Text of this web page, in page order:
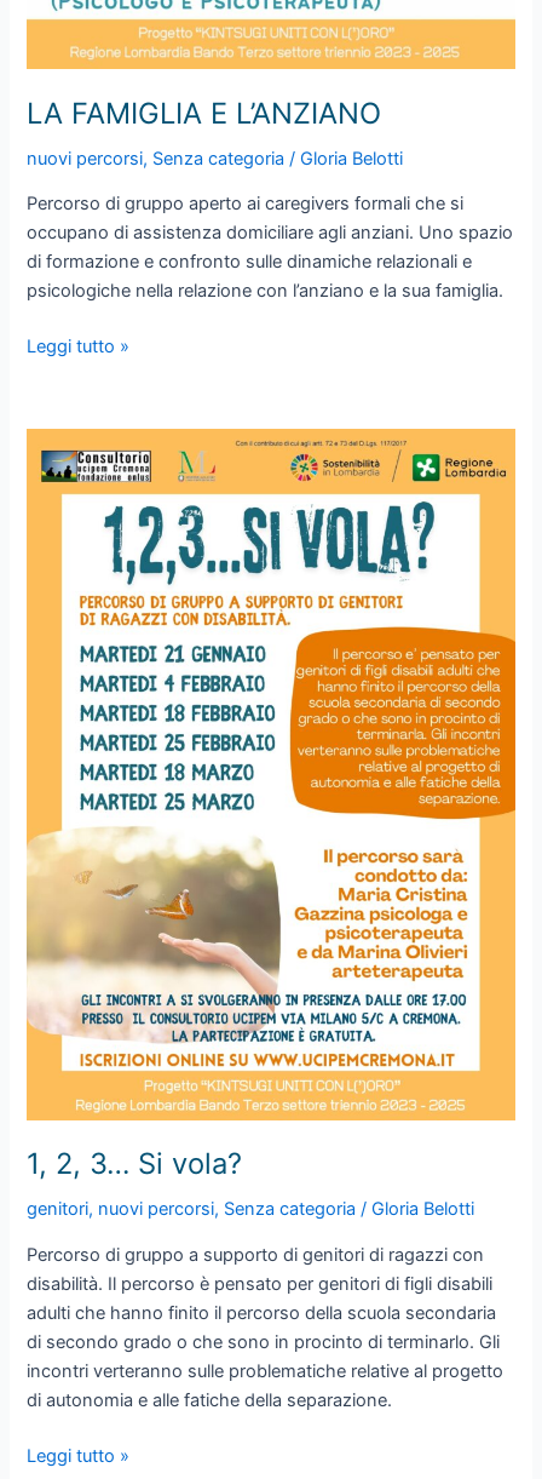
LA FAMIGLIA E L’ANZIANO
nuovi percorsi, Senza categoria /Gloria Belotti
Percorso di gruppo aperto ai caregivers formali che si
occupano di assistenza domiciliare agli anziani. Uno spazio
di formazione e confronto sulle dinamiche relazionali e
psicologiche nella relazione con l’anziano e la sua famiglia.
LA
L’ANZIANO
Leggi tutto »
1, 2, 3… Si vola?
genitori, nuovi percorsi, Senza categoria /Gloria Belotti
Percorso di gruppo a supporto di genitori di ragazzi con
disabilità. Il percorso è pensato per genitori di figli disabili
adulti che hanno finito il percorso della scuola secondaria
di secondo grado o che sono in procinto di terminarlo. Gli
incontri verteranno sulle problematiche relative al progetto
di autonomia e alle fatiche della separazione.
1,
Leggi tutto »